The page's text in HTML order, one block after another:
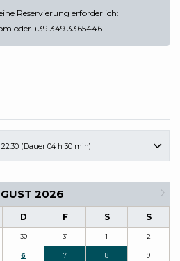
Reservierung erforderlich:
oder +39 349 3365446
22:30 (Dauer 04 h 30 min)
2026
D F S S
30 31 1 2
6 7 8 9